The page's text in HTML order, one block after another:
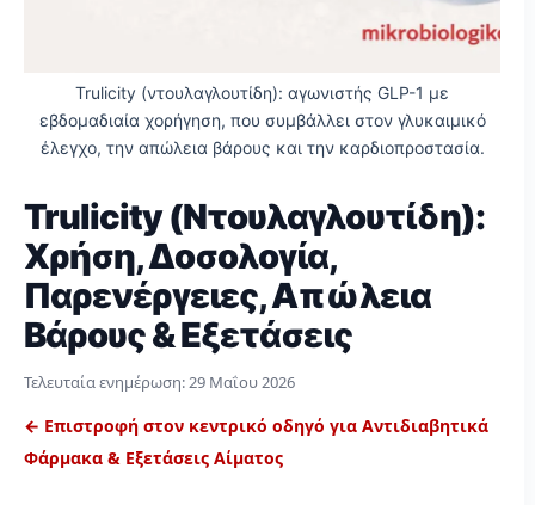
Trulicity (ντουλαγλουτίδη): αγωνιστής GLP-1 με
εβδομαδιαία χορήγηση, που συμβάλλει στον γλυκαιμικό
έλεγχο, την απώλεια βάρους και την καρδιοπροστασία.
Trulicity (Ντουλαγλουτίδη):
Χρήση, Δοσολογία,
Παρενέργειες, Απώλεια
Βάρους & Εξετάσεις
Τελευταία ενημέρωση:29 Μαΐου 2026
← Επιστροφή στον κεντρικό οδηγό για Αντιδιαβητικά
Φάρμακα & Εξετάσεις Αίματος